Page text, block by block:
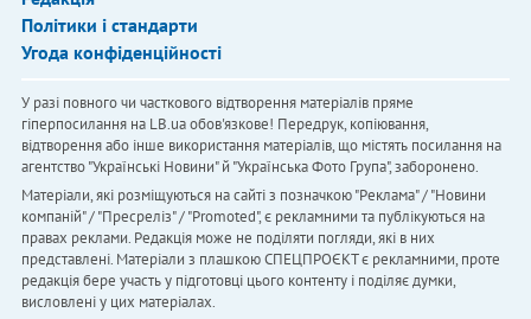
Політики і стандарти
Угода конфіденційності
У разі повного чи часткового відтворення матеріалів пряме
гіперпосилання на LB.ua обов'язкове! Передрук, копіювання,
відтворення або інше використання матеріалів, що містять посилання на
агентство "Українськi Новини" й "Українська Фото Група", заборонено.
Матеріали, які розміщуються на сайті з позначкою "Реклама" / "Новини
компаній" / "Пресреліз" / "Promoted", є рекламними та публікуються на
правах реклами. Редакція може не поділяти погляди, які в них
представлені. Матеріали з плашкою СПЕЦПРОЄКТ є рекламними, проте
редакція бере участь у підготовці цього контенту і поділяє думки,
висловлені у цих матеріалах.